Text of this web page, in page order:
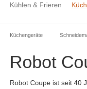
Kühlen & Frieren
Küchengeräte
Robot
Robot Coupe ist seit 40